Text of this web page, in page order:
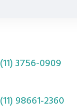
(11) 3756-0909
(11) 98661-2360